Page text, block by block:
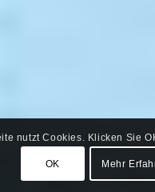
nutzt Cookies. Klicken Sie
OK Mehr